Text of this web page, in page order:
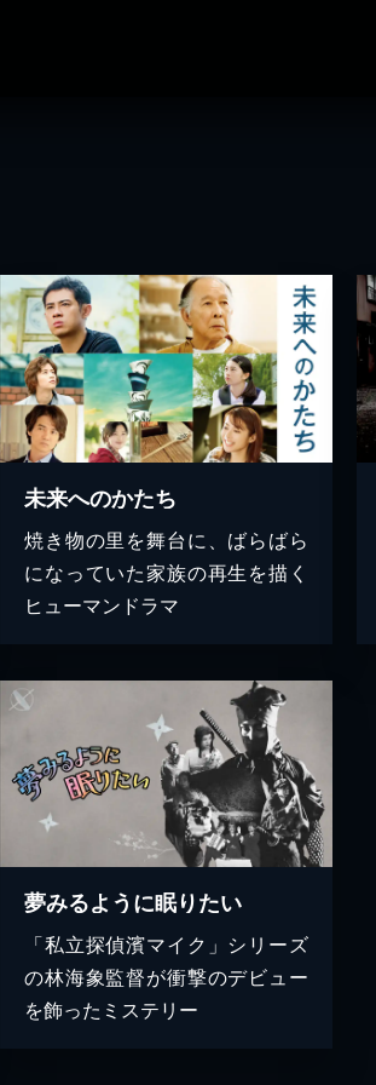
未来へのかたち
焼き物の里を舞台に、ばらばら
になっていた家族の再生を描く
ヒューマンドラマ
夢みるように眠りたい
「私立探偵濱マイク」シリーズ
の林海象監督が衝撃のデビュー
を飾ったミステリー